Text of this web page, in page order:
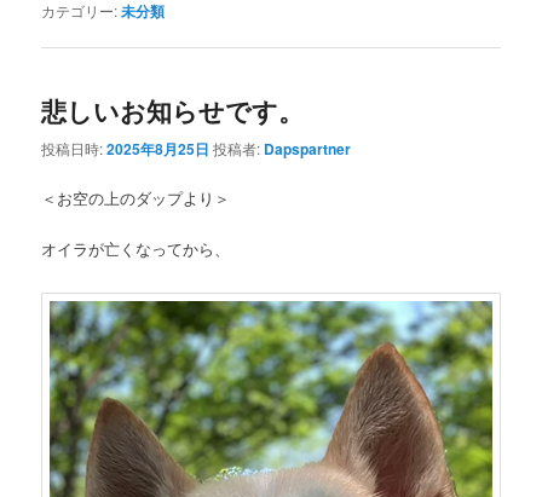
カテゴリー:未分類
悲しいお知らせです。
投稿日時:2025年8月25日 投稿者: Dapspartner
＜お空の上のダップより＞
オイラが亡くなってから、